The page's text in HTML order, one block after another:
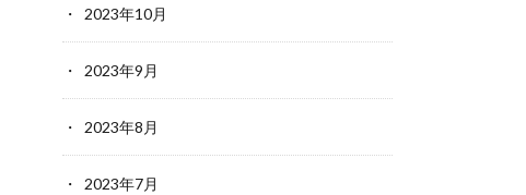
2023年10月
2023年9月
2023年8月
2023年7月